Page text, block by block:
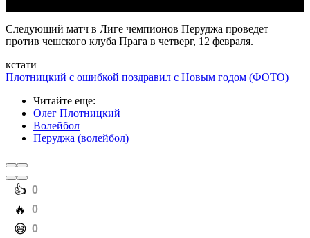
Следующий матч в Лиге чемпионов Перуджа проведет
против чешского клуба Прага в четверг, 12 февраля.
кстати
Плотницкий с ошибкой поздравил с Новым годом (ФОТО)
Читайте еще:
Олег Плотницкий
Волейбол
Перуджа (волейбол)
️👍 0
️🔥 0
️😄 0